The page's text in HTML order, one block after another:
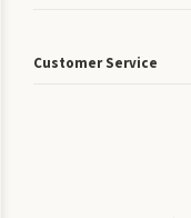
Customer Service